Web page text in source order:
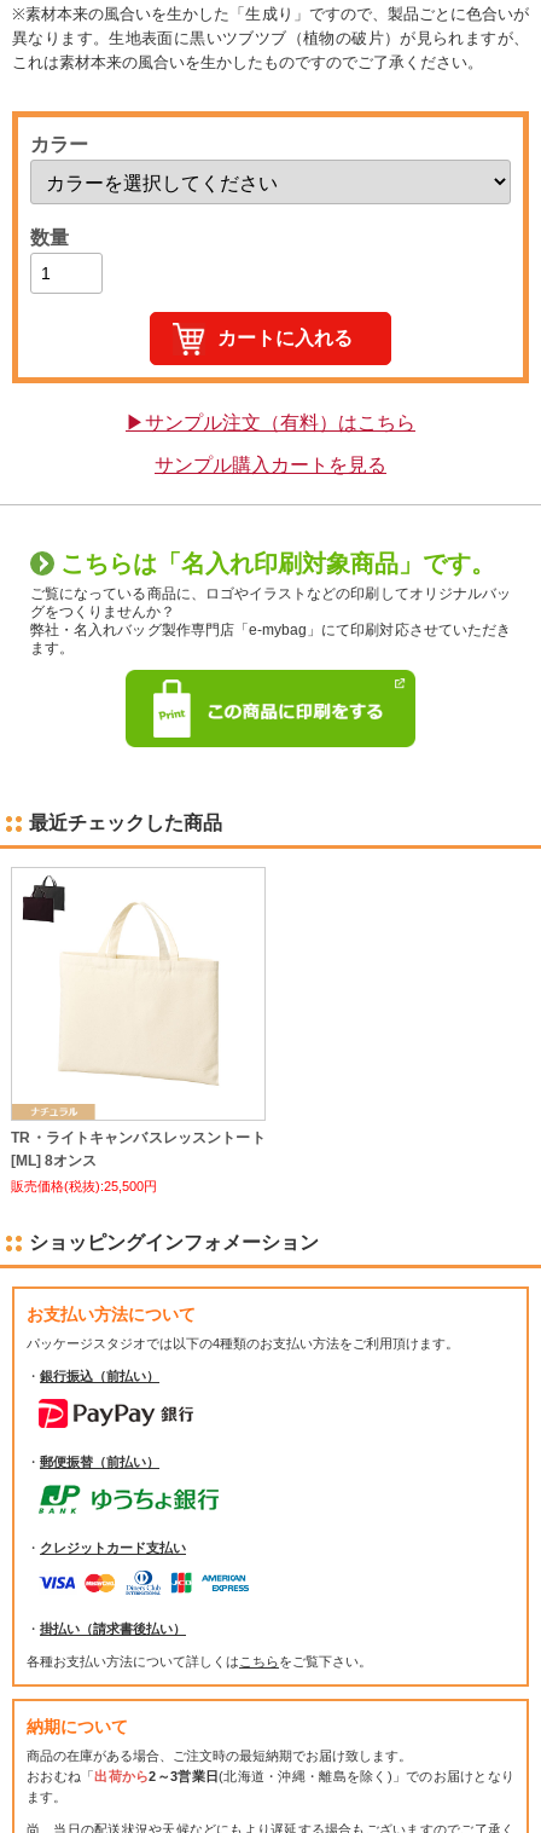
※素材本来の風合いを生かした「生成り」ですので、製品ごとに色合いが
異なります。生地表面に黒いツブツブ（植物の破片）が見られますが、
これは素材本来の風合いを生かしたものですのでご了承ください。
カラー
数量
▶サンプル注文（有料）はこちら
サンプル購入カートを見る
こちらは「名入れ印刷対象商品」です。
ご覧になっている商品に、ロゴやイラストなどの印刷してオリジナルバッ
グをつくりませんか？
弊社・名入れバッグ製作専門店「e-mybag」にて印刷対応させていただき
ます。
最近チェックした商品
TR・ライトキャンバスレッスントート
[ML] 8オンス
販売価格(税抜):25,500円
ショッピングインフォメーション
お支払い方法について
パッケージスタジオでは以下の4種類のお支払い方法をご利用頂けます。
・ 銀行振込（前払い）
・ 郵便振替（前払い）
・ クレジットカード支払い
・ 掛払い（請求書後払い）
各種お支払い方法について詳しくは こちらをご覧下さい。
納期について
商品の在庫がある場合、ご注文時の最短納期でお届け致します。
おおむね「出荷から2～3営業日(北海道・沖縄・離島を除く)」でのお届けとなり
ます。
尚、当日の配送状況や天候などにもより遅延する場合もございますのでご了承く